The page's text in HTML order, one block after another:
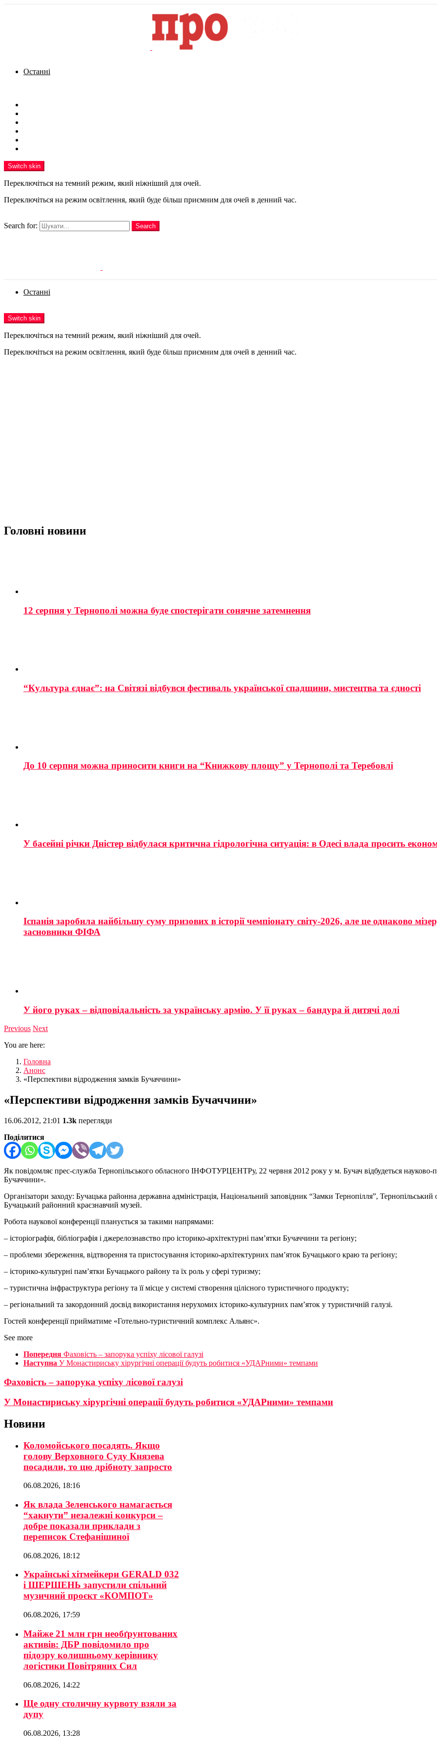
Останні
Switch skin
Переключіться на темний режим, який ніжніший для очей.
Переключіться на режим освітлення, який буде більш приємним для очей в денний час.
Search for:
Search
Останні
Switch skin
Переключіться на темний режим, який ніжніший для очей.
Переключіться на режим освітлення, який буде більш приємним для очей в денний час.
Головні новини
12 серпня у Тернополі можна буде спостерігати сонячне затемнення
“Культура єднає”: на Світязі відбувся фестиваль української спадщини, мистецтва та єдності
До 10 серпня можна приносити книги на “Книжкову площу” у Тернополі та Теребовлі
У басейні річки Дністер відбулася критична гідрологічна ситуація: в Одесі влада просить
Іспанія заробила найбільшу суму призових в історії чемпіонату світу-2026, але це однаково
засновники ФІФА
У його руках – відповідальність за українську армію. У її руках – бандура й дитячі долі
Previous Next
You are here:
Головна
Анонс
«Перспективи відродження замків Бучаччини»
«Перспективи відродження замків Бучаччини»
16.06.2012, 21:01 1.3k перегляди
Поділитися
Як повідомляє прес-служба Тернопільського обласного ІНФОТУРЦЕНТРу, 22 червня 2012 року у м. Бучач відбудеться науково-
Бучаччини».
Організатори заходу: Бучацька районна державна адміністрація, Національний заповідник “Замки Тернопілля”,
Бучацький районний краєзнавчий музей.
Робота наукової конференції планується за такими напрямами:
– історіографія, бібліографія і джерелознавство про історико-архітектурні пам’ятки Бучаччини та регіону;
– проблеми збереження, відтворення та пристосування історико-архітектурних пам’яток Бучацького краю та регіону;
– історико-культурні пам’ятки Бучацького району та їх роль у сфері туризму;
– туристична інфраструктура регіону та її місце у системі створення цілісного туристичного продукту;
– регіональний та закордонний досвід використання нерухомих історико-культурних пам’яток у туристичній галузі.
Гостей конференції прийматиме «Готельно-туристичний комплекс Альянс».
See more
Попередня Фаховість – запорука успіху лісової галузі
Наступна У Монастириську хірургічні операції будуть робитися «УДАРними» темпами
Фаховість – запорука успіху лісової галузі
У Монастириську хірургічні операції будуть робитися «УДАРними» темпами
Новини
Коломойського посадять. Якщо
голову Верховного Суду Князева
посадили, то цю дрібноту запросто
06.08.2026, 18:16
Як влада Зеленського намагається
“хакнути” незалежні конкурси –
добре показали приклади з
переписок Стефанішиної
06.08.2026, 18:12
Українські хітмейкери GERALD 032
і ШЕРШЕНЬ запустили спільний
музичний проєкт «КОМПОТ»
06.08.2026, 17:59
Майже 21 млн грн необґрунтованих
активів: ДБР повідомило про
підозру колишньому керівнику
логістики Повітряних Сил
06.08.2026, 14:22
Ще одну столичну курвоту взяли за
дупу
06.08.2026, 13:28